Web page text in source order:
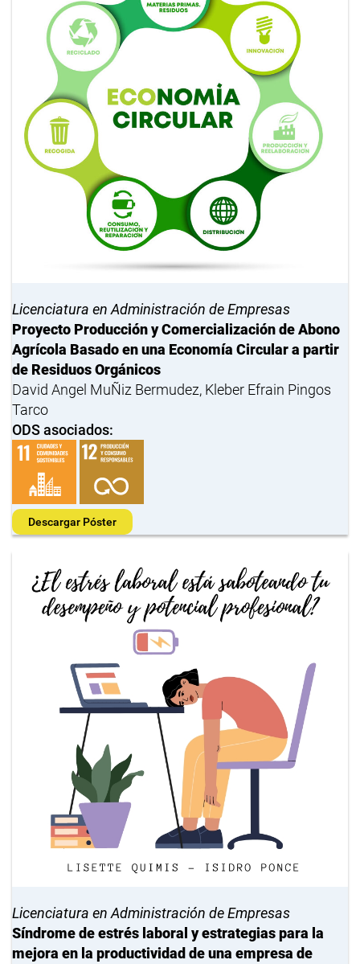
Licenciatura en Administración de Empresas
Proyecto Producción y Comercialización de Abono
Agrícola Basado en una Economía Circular a partir
de Residuos Orgánicos
David Angel MuÑiz Bermudez, Kleber Efrain Pingos
Tarco
ODS asociados:
Descargar Póster
Licenciatura en Administración de Empresas
Síndrome de estrés laboral y estrategias para la
mejora en la productividad de una empresa de